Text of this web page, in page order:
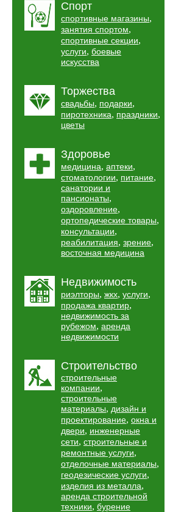
Спорт
спортивные магазины,
занятия спортом,
спортивные секции,
услуги, боевые
искусства
Торжества
свадьбы, подарки,
пиротехника, праздники,
цветы
Здоровье
медицина, аптеки,
стоматологии, питание,
санатории и
пансионаты,
оздоровление,
ортопедические товары,
консультации,
реабилитация, зрение,
восточная медицина
Недвижимость
риэлторы, жкх, услуги,
продажа квартир,
недвижимость за
рубежом, аренда
недвижимости
Строительство
строительные
компании,
строительные
материалы, дизайн и
проектирование, окна и
двери, инженерные
сети, строительные и
ремонтные услуги,
отделочные материалы,
геодезические услуги,
изделия из металла,
аренда строительной
техники, бурение